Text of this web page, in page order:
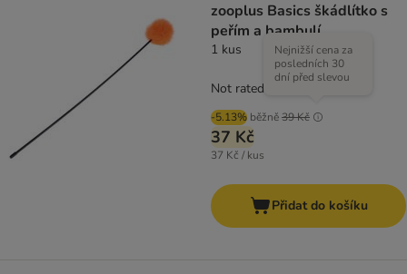
zooplus Basics škádlítko s
peřím a bambulí
1 kus
-5.13% běžně39 Kč
Nejnižší cena za
posledních 30
dní před slevou
37 Kč
37 Kč / kus
Not rated
Přidat do košíku